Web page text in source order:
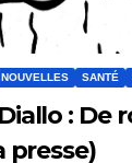
NOUVELLES SANTÉ
: De
presse)